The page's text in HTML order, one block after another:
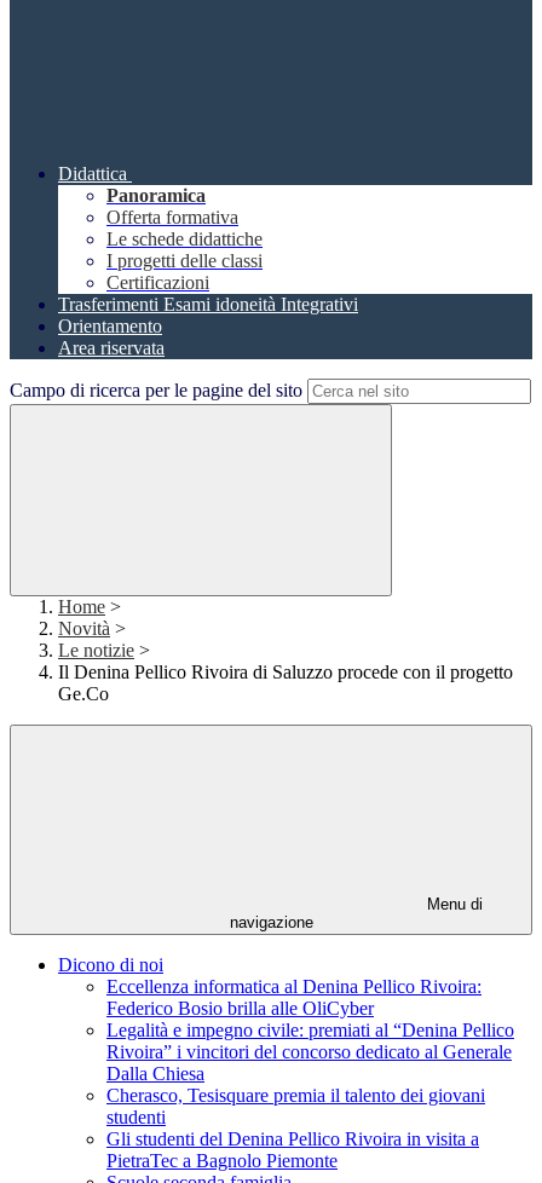
Didattica
Panoramica
Offerta formativa
Le schede didattiche
I progetti delle classi
Certificazioni
Trasferimenti Esami idoneità Integrativi
Orientamento
Area riservata
Campo di ricerca per le pagine del sito
Home >
Novità >
Le notizie >
Il Denina Pellico Rivoira di Saluzzo procede con il progetto
Ge.Co
Menu di
navigazione
Dicono di noi
Eccellenza informatica al Denina Pellico Rivoira:
Federico Bosio brilla alle OliCyber
Legalità e impegno civile: premiati al “Denina Pellico
Rivoira” i vincitori del concorso dedicato al Generale
Dalla Chiesa
Cherasco, Tesisquare premia il talento dei giovani
studenti
Gli studenti del Denina Pellico Rivoira in visita a
PietraTec a Bagnolo Piemonte